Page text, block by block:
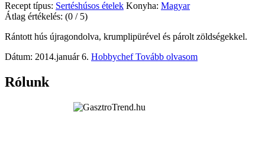
Recept típus: Sertéshúsos ételek Konyha: Magyar
Átlag értékelés: (0 / 5)
Rántott hús újragondolva, krumplipürével és párolt zöldségekkel.
Dátum: 2014.január 6. HobbychefTovább olvasom
Rólunk